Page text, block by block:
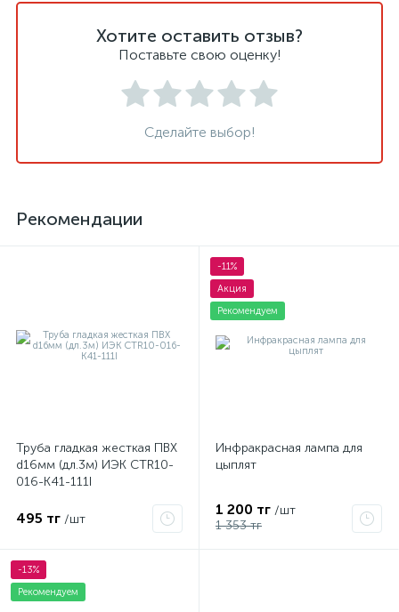
Хотите оставить отзыв?
Поставьте свою оценку!
Сделайте выбор!
Рекомендации
Труба гладкая жесткая ПВХ
d16мм (дл.3м) ИЭК CTR10-
016-K41-111I
495 тг /шт
-11%
Акция
Рекомендуем
Инфракрасная лампа для
цыплят
1 200 тг /шт
1 353 тг
-13%
Рекомендуем